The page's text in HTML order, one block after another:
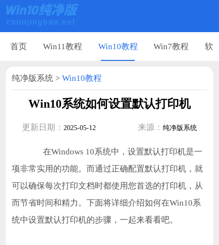
首页 Win11教程 Win10教程 Win7教程 软
纯净版系统 > Win10教程
Win10系统如何设置默认打印机
更新日期： 2025-05-12 来源：纯净版系统
在Windows 10系统中，设置默认打印机是一
项非常实用的功能。而通过正确配置默认打印机，就
可以确保每次打印文档时都使用您首选的打印机，从
而节省时间和精力。下面将详细介绍如何在Win10系
统中设置默认打印机的步骤，一起来看看吧。